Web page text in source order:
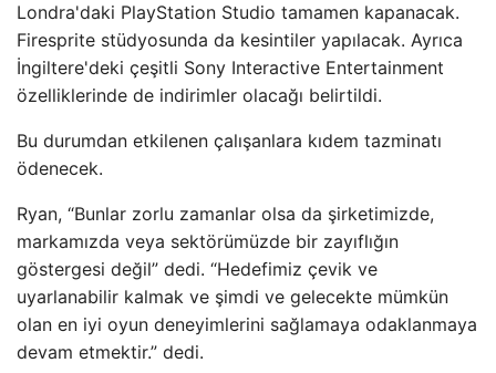
Londra'daki PlayStation Studio tamamen kapanacak.
Firesprite stüdyosunda da kesintiler yapılacak. Ayrıca
İngiltere'deki çeşitli Sony Interactive Entertainment
özelliklerinde de indirimler olacağı belirtildi.
Bu durumdan etkilenen çalışanlara kıdem tazminatı
ödenecek.
Ryan, “Bunlar zorlu zamanlar olsa da şirketimizde,
markamızda veya sektörümüzde bir zayıflığın
göstergesi değil” dedi. “Hedefimiz çevik ve
uyarlanabilir kalmak ve şimdi ve gelecekte mümkün
olan en iyi oyun deneyimlerini sağlamaya odaklanmaya
devam etmektir.” dedi.